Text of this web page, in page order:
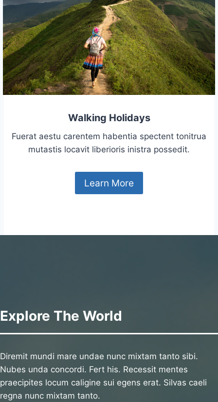
Walking Holidays
Fuerat aestu carentem habentia spectent tonitrua
mutastis locavit liberioris inistra possedit.
Learn More
Explore The World
Diremit mundi mare undae nunc mixtam tanto sibi.
Nubes unda concordi. Fert his. Recessit mentes
praecipites locum caligine sui egens erat. Silvas caeli
regna nunc mixtam tanto.